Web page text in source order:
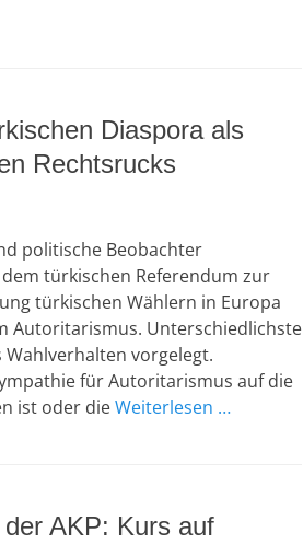
Diaspora als
Rechtsrucks
politische Beobachter
türkischen Referendum zur
türkischen Wählern in Europa
Autoritarismus. Unterschiedlichste
vorgelegt.
für Autoritarismus auf die
ist oder dieWeiterlesen …
AKP: Kurs auf